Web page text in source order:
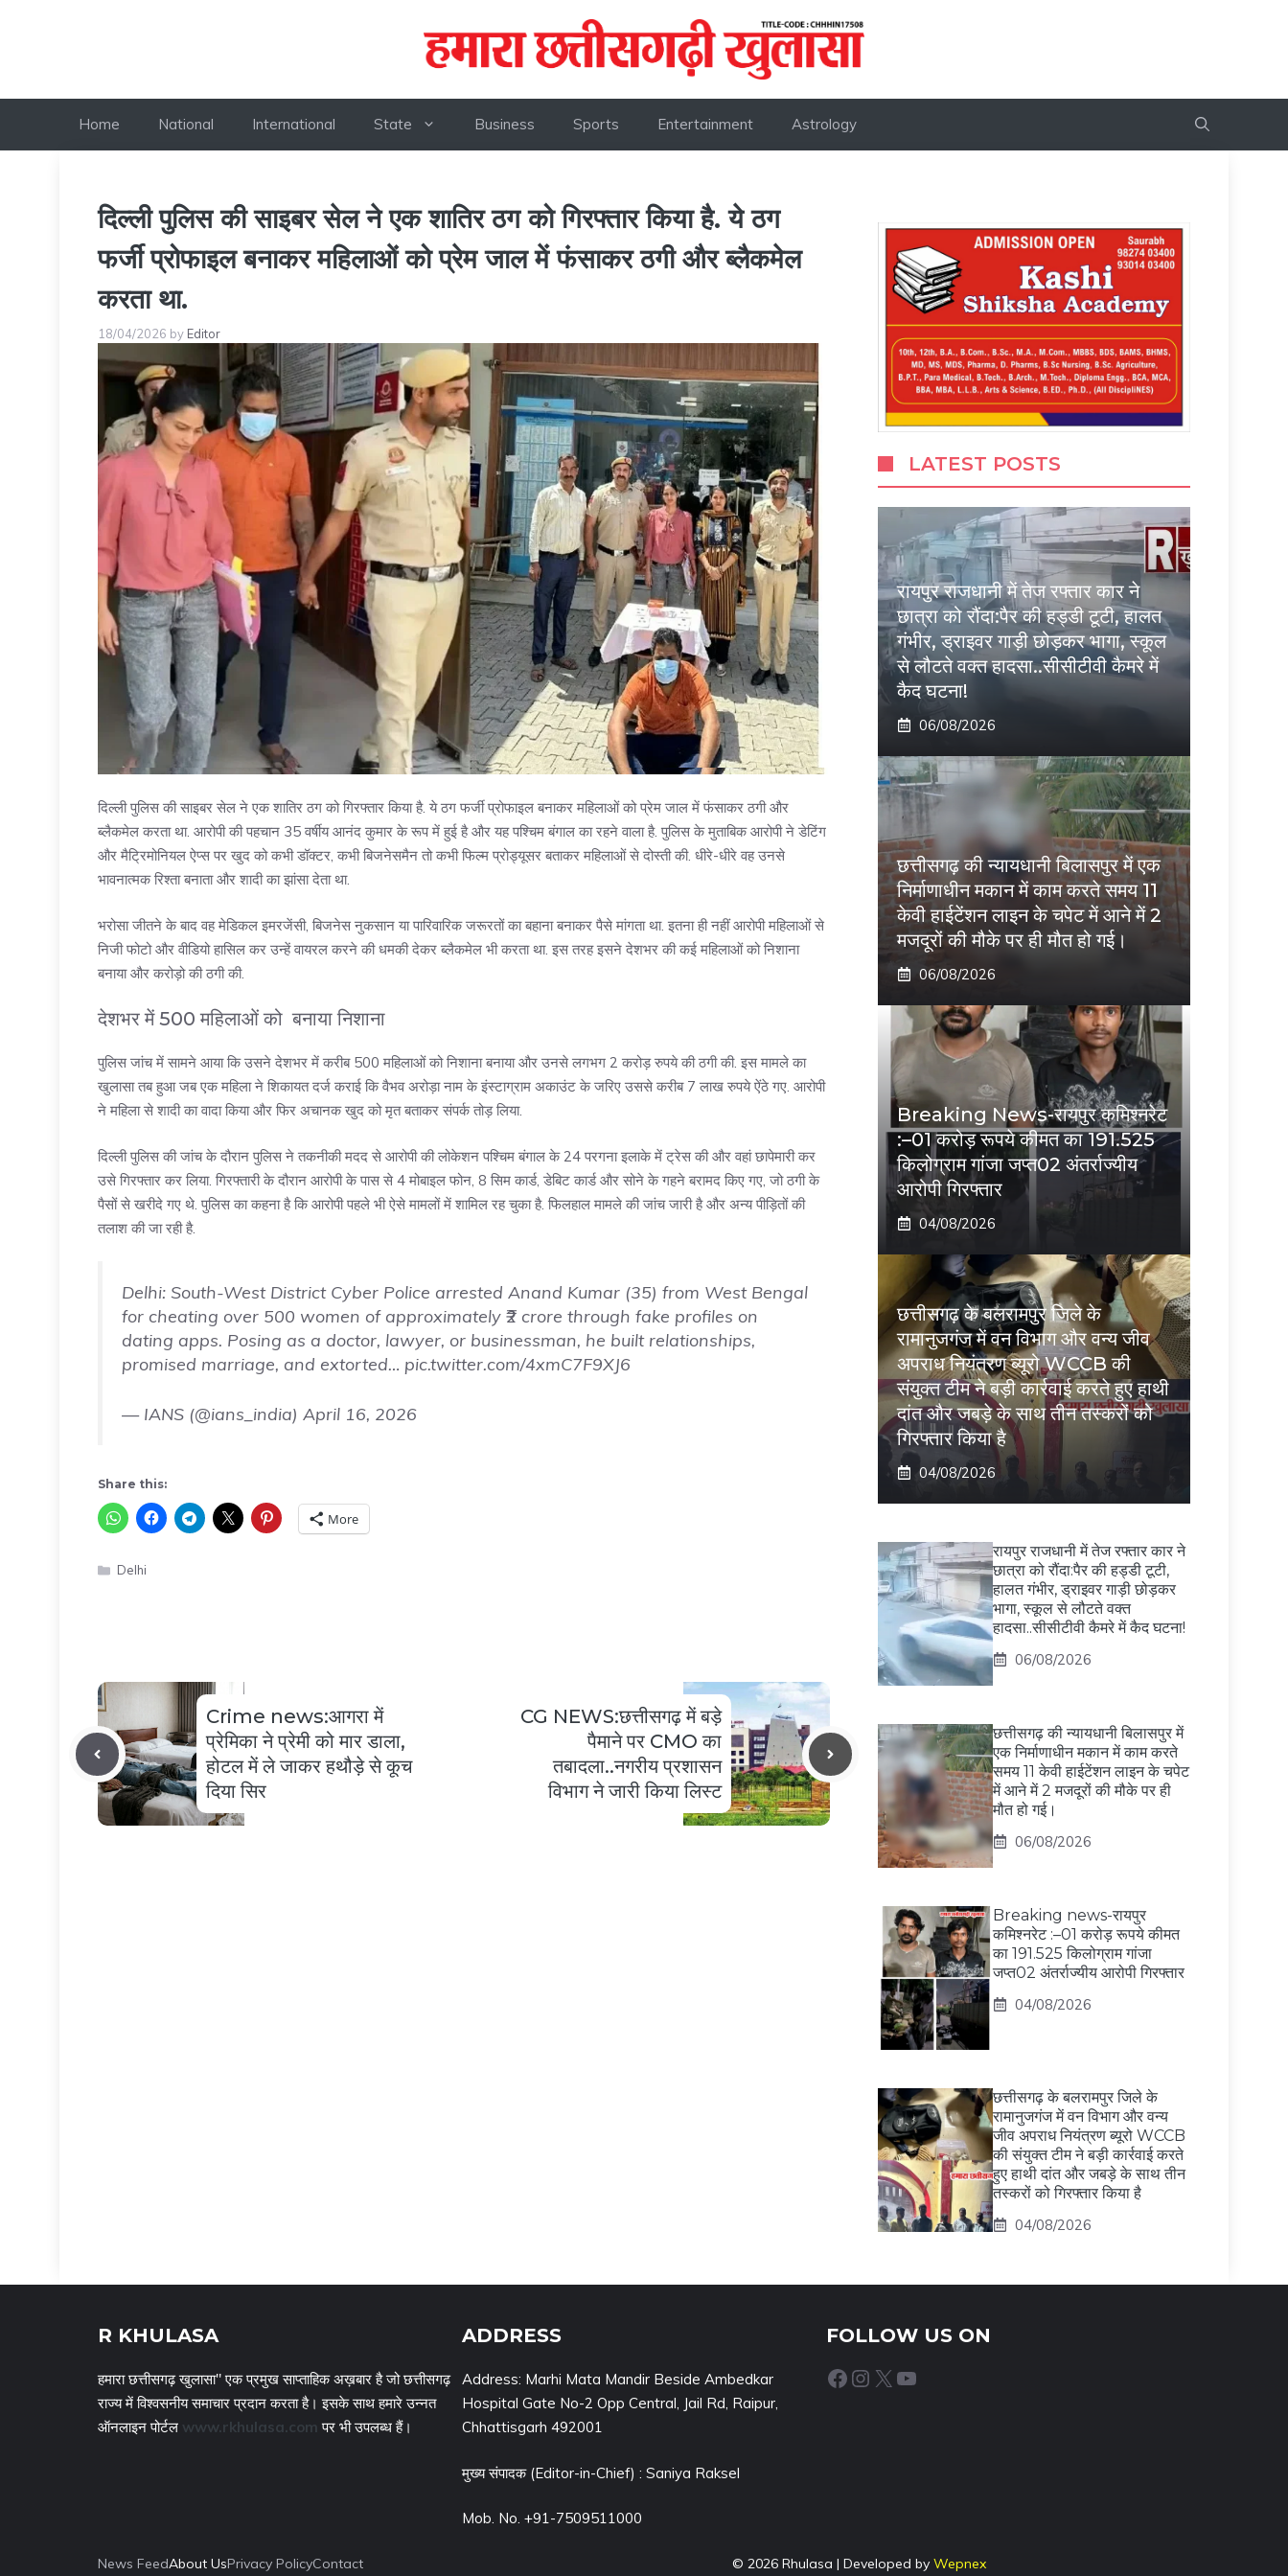
Home National International State Business Sports Entertainment Astrology
दिल्ली पुलिस की साइबर सेल ने एक शातिर ठग को गिरफ्तार किया है. ये ठग
फर्जी प्रोफाइल बनाकर महिलाओं को प्रेम जाल में फंसाकर ठगी और ब्लैकमेल
करता था.
18/04/2026 by Editor
दिल्ली पुलिस की साइबर सेल ने एक शातिर ठग को गिरफ्तार किया है. ये ठग फर्जी प्रोफाइल बनाकर महिलाओं को प्रेम जाल में फंसाकर ठगी और
ब्लैकमेल करता था. आरोपी की पहचान 35 वर्षीय आनंद कुमार के रूप में हुई है और यह पश्चिम बंगाल का रहने वाला है. पुलिस के मुताबिक आरोपी ने डेटिंग
और मैट्रिमोनियल ऐप्स पर खुद को कभी डॉक्टर, कभी बिजनेसमैन तो कभी फिल्म प्रोड्यूसर बताकर महिलाओं से दोस्ती की. धीरे-धीरे वह उनसे
भावनात्मक रिश्ता बनाता और शादी का झांसा देता था.
भरोसा जीतने के बाद वह मेडिकल इमरजेंसी, बिजनेस नुकसान या पारिवारिक जरूरतों का बहाना बनाकर पैसे मांगता था. इतना ही नहीं आरोपी महिलाओं से
निजी फोटो और वीडियो हासिल कर उन्हें वायरल करने की धमकी देकर ब्लैकमेल भी करता था. इस तरह इसने देशभर की कई महिलाओं को निशाना
बनाया और करोड़ो की ठगी की.
देशभर में 500 महिलाओं को बनाया निशाना
पुलिस जांच में सामने आया कि उसने देशभर में करीब 500 महिलाओं को निशाना बनाया और उनसे लगभग 2 करोड़ रुपये की ठगी की. इस मामले का
खुलासा तब हुआ जब एक महिला ने शिकायत दर्ज कराई कि वैभव अरोड़ा नाम के इंस्टाग्राम अकाउंट के जरिए उससे करीब 7 लाख रुपये ऐंठे गए. आरोपी
ने महिला से शादी का वादा किया और फिर अचानक खुद को मृत बताकर संपर्क तोड़ लिया.
दिल्ली पुलिस की जांच के दौरान पुलिस ने तकनीकी मदद से आरोपी की लोकेशन पश्चिम बंगाल के 24 परगना इलाके में ट्रेस की और वहां छापेमारी कर
उसे गिरफ्तार कर लिया. गिरफ्तारी के दौरान आरोपी के पास से 4 मोबाइल फोन, 8 सिम कार्ड, डेबिट कार्ड और सोने के गहने बरामद किए गए, जो ठगी के
पैसों से खरीदे गए थे. पुलिस का कहना है कि आरोपी पहले भी ऐसे मामलों में शामिल रह चुका है. फिलहाल मामले की जांच जारी है और अन्य पीड़ितों की
तलाश की जा रही है.
Delhi: South-West District Cyber Police arrested Anand Kumar (35) from West Bengal
for cheating over 500 women of approximately ₹2 crore through fake profiles on
dating apps. Posing as a doctor, lawyer, or businessman, he built relationships,
promised marriage, and extorted… pic.twitter.com/4xmC7F9XJ6
— IANS (@ians_india) April 16, 2026
Share this:
More
Categories
Delhi
Crime news:आगरा में
प्रेमिका ने प्रेमी को मार डाला,
होटल में ले जाकर हथौड़े से कूच
दिया सिर
CG NEWS:छत्तीसगढ़ में बड़े
पैमाने पर CMO का
तबादला..नगरीय प्रशासन
विभाग ने जारी किया लिस्ट
LATEST POSTS
रायपुर राजधानी में तेज रफ्तार कार ने
छात्रा को रौंदा:पैर की हड्डी टूटी, हालत
गंभीर, ड्राइवर गाड़ी छोड़कर भागा, स्कूल
से लौटते वक्त हादसा..सीसीटीवी कैमरे में
कैद घटना!
06/08/2026
छत्तीसगढ़ की न्यायधानी बिलासपुर में एक
निर्माणाधीन मकान में काम करते समय 11
केवी हाईटेंशन लाइन के चपेट में आने में 2
मजदूरों की मौके पर ही मौत हो गई।
06/08/2026
Breaking News-रायपुर कमिश्नरेट
:–01 करोड़ रूपये कीमत का 191.525
किलोग्राम गांजा जप्त02 अंतर्राज्यीय
आरोपी गिरफ्तार
04/08/2026
छत्तीसगढ़ के बलरामपुर जिले के
रामानुजगंज में वन विभाग और वन्य जीव
अपराध नियंत्रण ब्यूरो WCCB की
संयुक्त टीम ने बड़ी कार्रवाई करते हुए हाथी
दांत और जबड़े के साथ तीन तस्करों को
गिरफ्तार किया है
04/08/2026
रायपुर राजधानी में तेज रफ्तार कार ने
छात्रा को रौंदा:पैर की हड्डी टूटी,
हालत गंभीर, ड्राइवर गाड़ी छोड़कर
भागा, स्कूल से लौटते वक्त
हादसा..सीसीटीवी कैमरे में कैद घटना!
06/08/2026
छत्तीसगढ़ की न्यायधानी बिलासपुर में
एक निर्माणाधीन मकान में काम करते
समय 11 केवी हाईटेंशन लाइन के चपेट
में आने में 2 मजदूरों की मौके पर ही
मौत हो गई।
06/08/2026
Breaking news-रायपुर
कमिश्नरेट :–01 करोड़ रूपये कीमत
का 191.525 किलोग्राम गांजा
जप्त02 अंतर्राज्यीय आरोपी गिरफ्तार
04/08/2026
छत्तीसगढ़ के बलरामपुर जिले के
रामानुजगंज में वन विभाग और वन्य
जीव अपराध नियंत्रण ब्यूरो WCCB
की संयुक्त टीम ने बड़ी कार्रवाई करते
हुए हाथी दांत और जबड़े के साथ तीन
तस्करों को गिरफ्तार किया है
04/08/2026
R KHULASA
हमारा छत्तीसगढ़ खुलासा" एक प्रमुख साप्ताहिक अख़बार है जो छत्तीसगढ़
राज्य में विश्वसनीय समाचार प्रदान करता है। इसके साथ हमारे उन्नत
ऑनलाइन पोर्टल www.rkhulasa.com पर भी उपलब्ध हैं।
ADDRESS
Address: Marhi Mata Mandir Beside Ambedkar
Hospital Gate No-2 Opp Central, Jail Rd, Raipur,
Chhattisgarh 492001
मुख्य संपादक (Editor-in-Chief) : Saniya Raksel
Mob. No. +91-7509511000
FOLLOW US ON
Facebook Instagram X YouTube
News FeedAbout UsPrivacy PolicyContact © 2026 Rhulasa | Developed by Wepnex